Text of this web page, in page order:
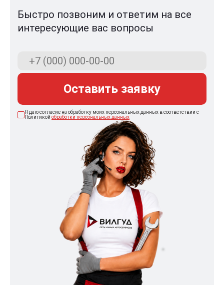
Быстро позвоним и ответим на все
интересующие вас вопросы
Оставить заявку
Я даю согласие на обработку моих персональных данных в соответствии с
Политикой обработки персональных данных